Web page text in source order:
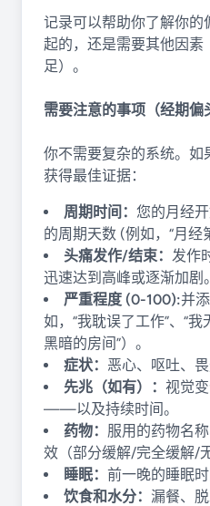
记录可以帮助你了解你的
起的，还是需要其他因素
足）。
需要注意的事项（经期偏
你不需要复杂的系统。
获得最佳证据：
周期时间： 您的月经
的周期天数 (例如，“月经
头痛发作/结束： 发作
迅速达到高峰或逐渐加剧。
严重程度 (0-100):并
如，“我耽误了工作”、“
黑暗的房间”）。
症状： 恶心、呕吐、
先兆（如有）： 视觉
——以及持续时间。
药物： 服用的药物名
效（部分缓解/完全缓解/
睡眠： 前一晚的睡眠时
饮食和水分： 漏餐、